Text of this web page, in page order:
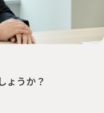
ょうか？